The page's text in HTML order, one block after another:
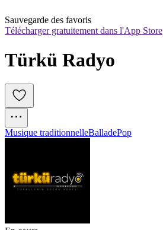
Sauvegarde des favoris
Télécharger gratuitement dans l'App Store
Türkü Radyo
Musique traditionnelleBalladePop